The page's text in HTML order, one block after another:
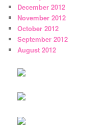
December 2012
November 2012
October 2012
September 2012
August 2012